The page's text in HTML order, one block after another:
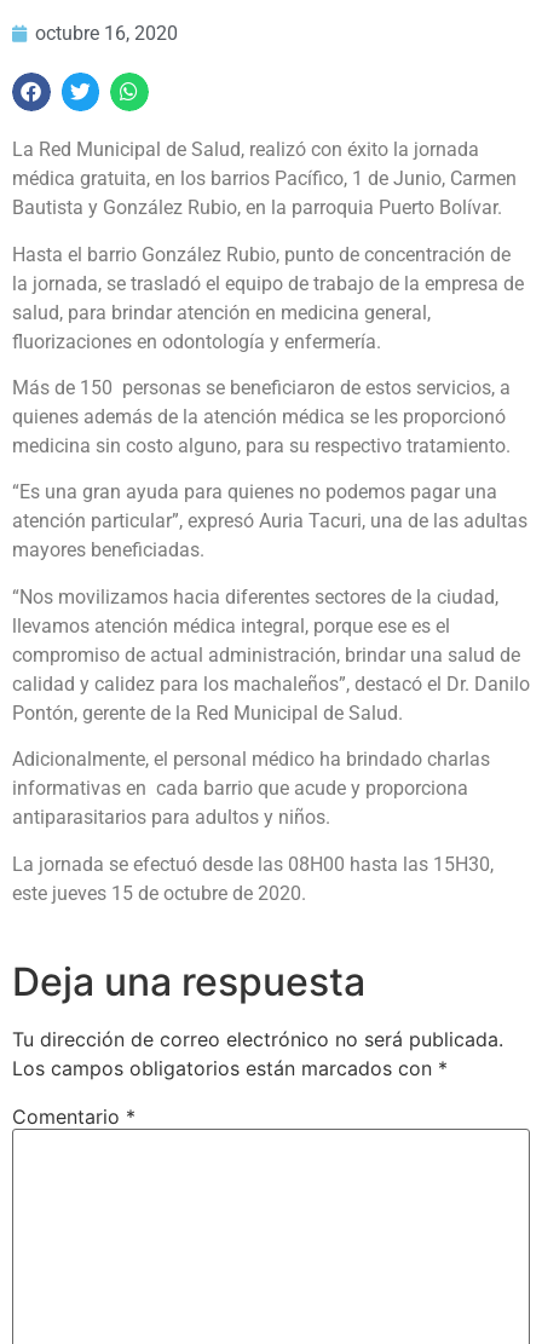
octubre 16, 2020
La Red Municipal de Salud, realizó con éxito la jornada
médica gratuita, en los barrios Pacífico, 1 de Junio, Carmen
Bautista y González Rubio, en la parroquia Puerto Bolívar.
Hasta el barrio González Rubio, punto de concentración de
la jornada, se trasladó el equipo de trabajo de la empresa de
salud, para brindar atención en medicina general,
fluorizaciones en odontología y enfermería.
Más de 150 personas se beneficiaron de estos servicios, a
quienes además de la atención médica se les proporcionó
medicina sin costo alguno, para su respectivo tratamiento.
“Es una gran ayuda para quienes no podemos pagar una
atención particular”, expresó Auria Tacuri, una de las adultas
mayores beneficiadas.
“Nos movilizamos hacia diferentes sectores de la ciudad,
llevamos atención médica integral, porque ese es el
compromiso de actual administración, brindar una salud de
calidad y calidez para los machaleños”, destacó el Dr. Danilo
Pontón, gerente de la Red Municipal de Salud.
Adicionalmente, el personal médico ha brindado charlas
informativas en cada barrio que acude y proporciona
antiparasitarios para adultos y niños.
La jornada se efectuó desde las 08H00 hasta las 15H30,
este jueves 15 de octubre de 2020.
Deja una respuesta
Tu dirección de correo electrónico no será publicada.
Los campos obligatorios están marcados con *
Comentario *